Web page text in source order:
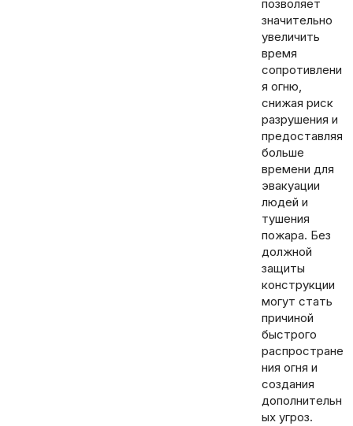
позволяет
значительно
увеличить
время
сопротивлени
я огню,
снижая риск
разрушения и
предоставляя
больше
времени для
эвакуации
людей и
тушения
пожара. Без
должной
защиты
конструкции
могут стать
причиной
быстрого
распростране
ния огня и
создания
дополнительн
ых угроз.